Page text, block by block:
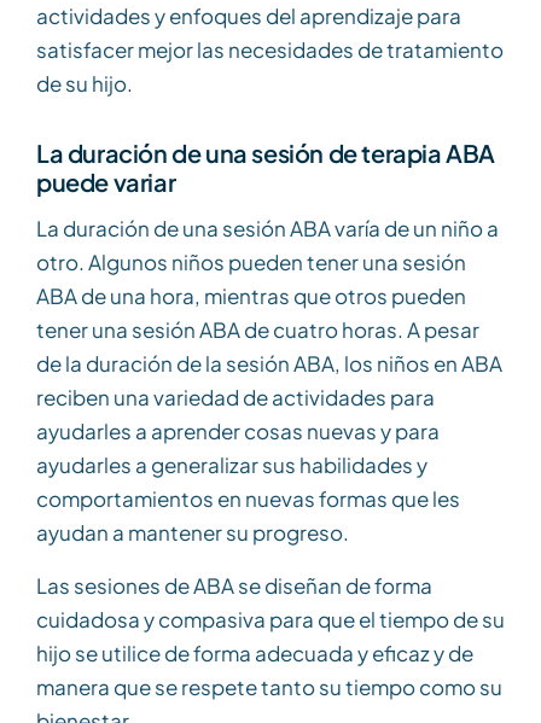
actividades y enfoques del aprendizaje para
satisfacer mejor las necesidades de tratamiento
de su hijo.
La duración de una sesión de terapia ABA
puede variar
La duración de una sesión ABA varía de un niño a
otro. Algunos niños pueden tener una sesión
ABA de una hora, mientras que otros pueden
tener una sesión ABA de cuatro horas. A pesar
de la duración de la sesión ABA, los niños en ABA
reciben una variedad de actividades para
ayudarles a aprender cosas nuevas y para
ayudarles a generalizar sus habilidades y
comportamientos en nuevas formas que les
ayudan a mantener su progreso.
Las sesiones de ABA se diseñan de forma
cuidadosa y compasiva para que el tiempo de su
hijo se utilice de forma adecuada y eficaz y de
manera que se respete tanto su tiempo como su